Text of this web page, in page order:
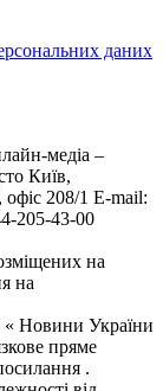
даних
медіа –
Київ,
208/1 E-mail:
205-43-00
на
на
« Новини України
пряме
.